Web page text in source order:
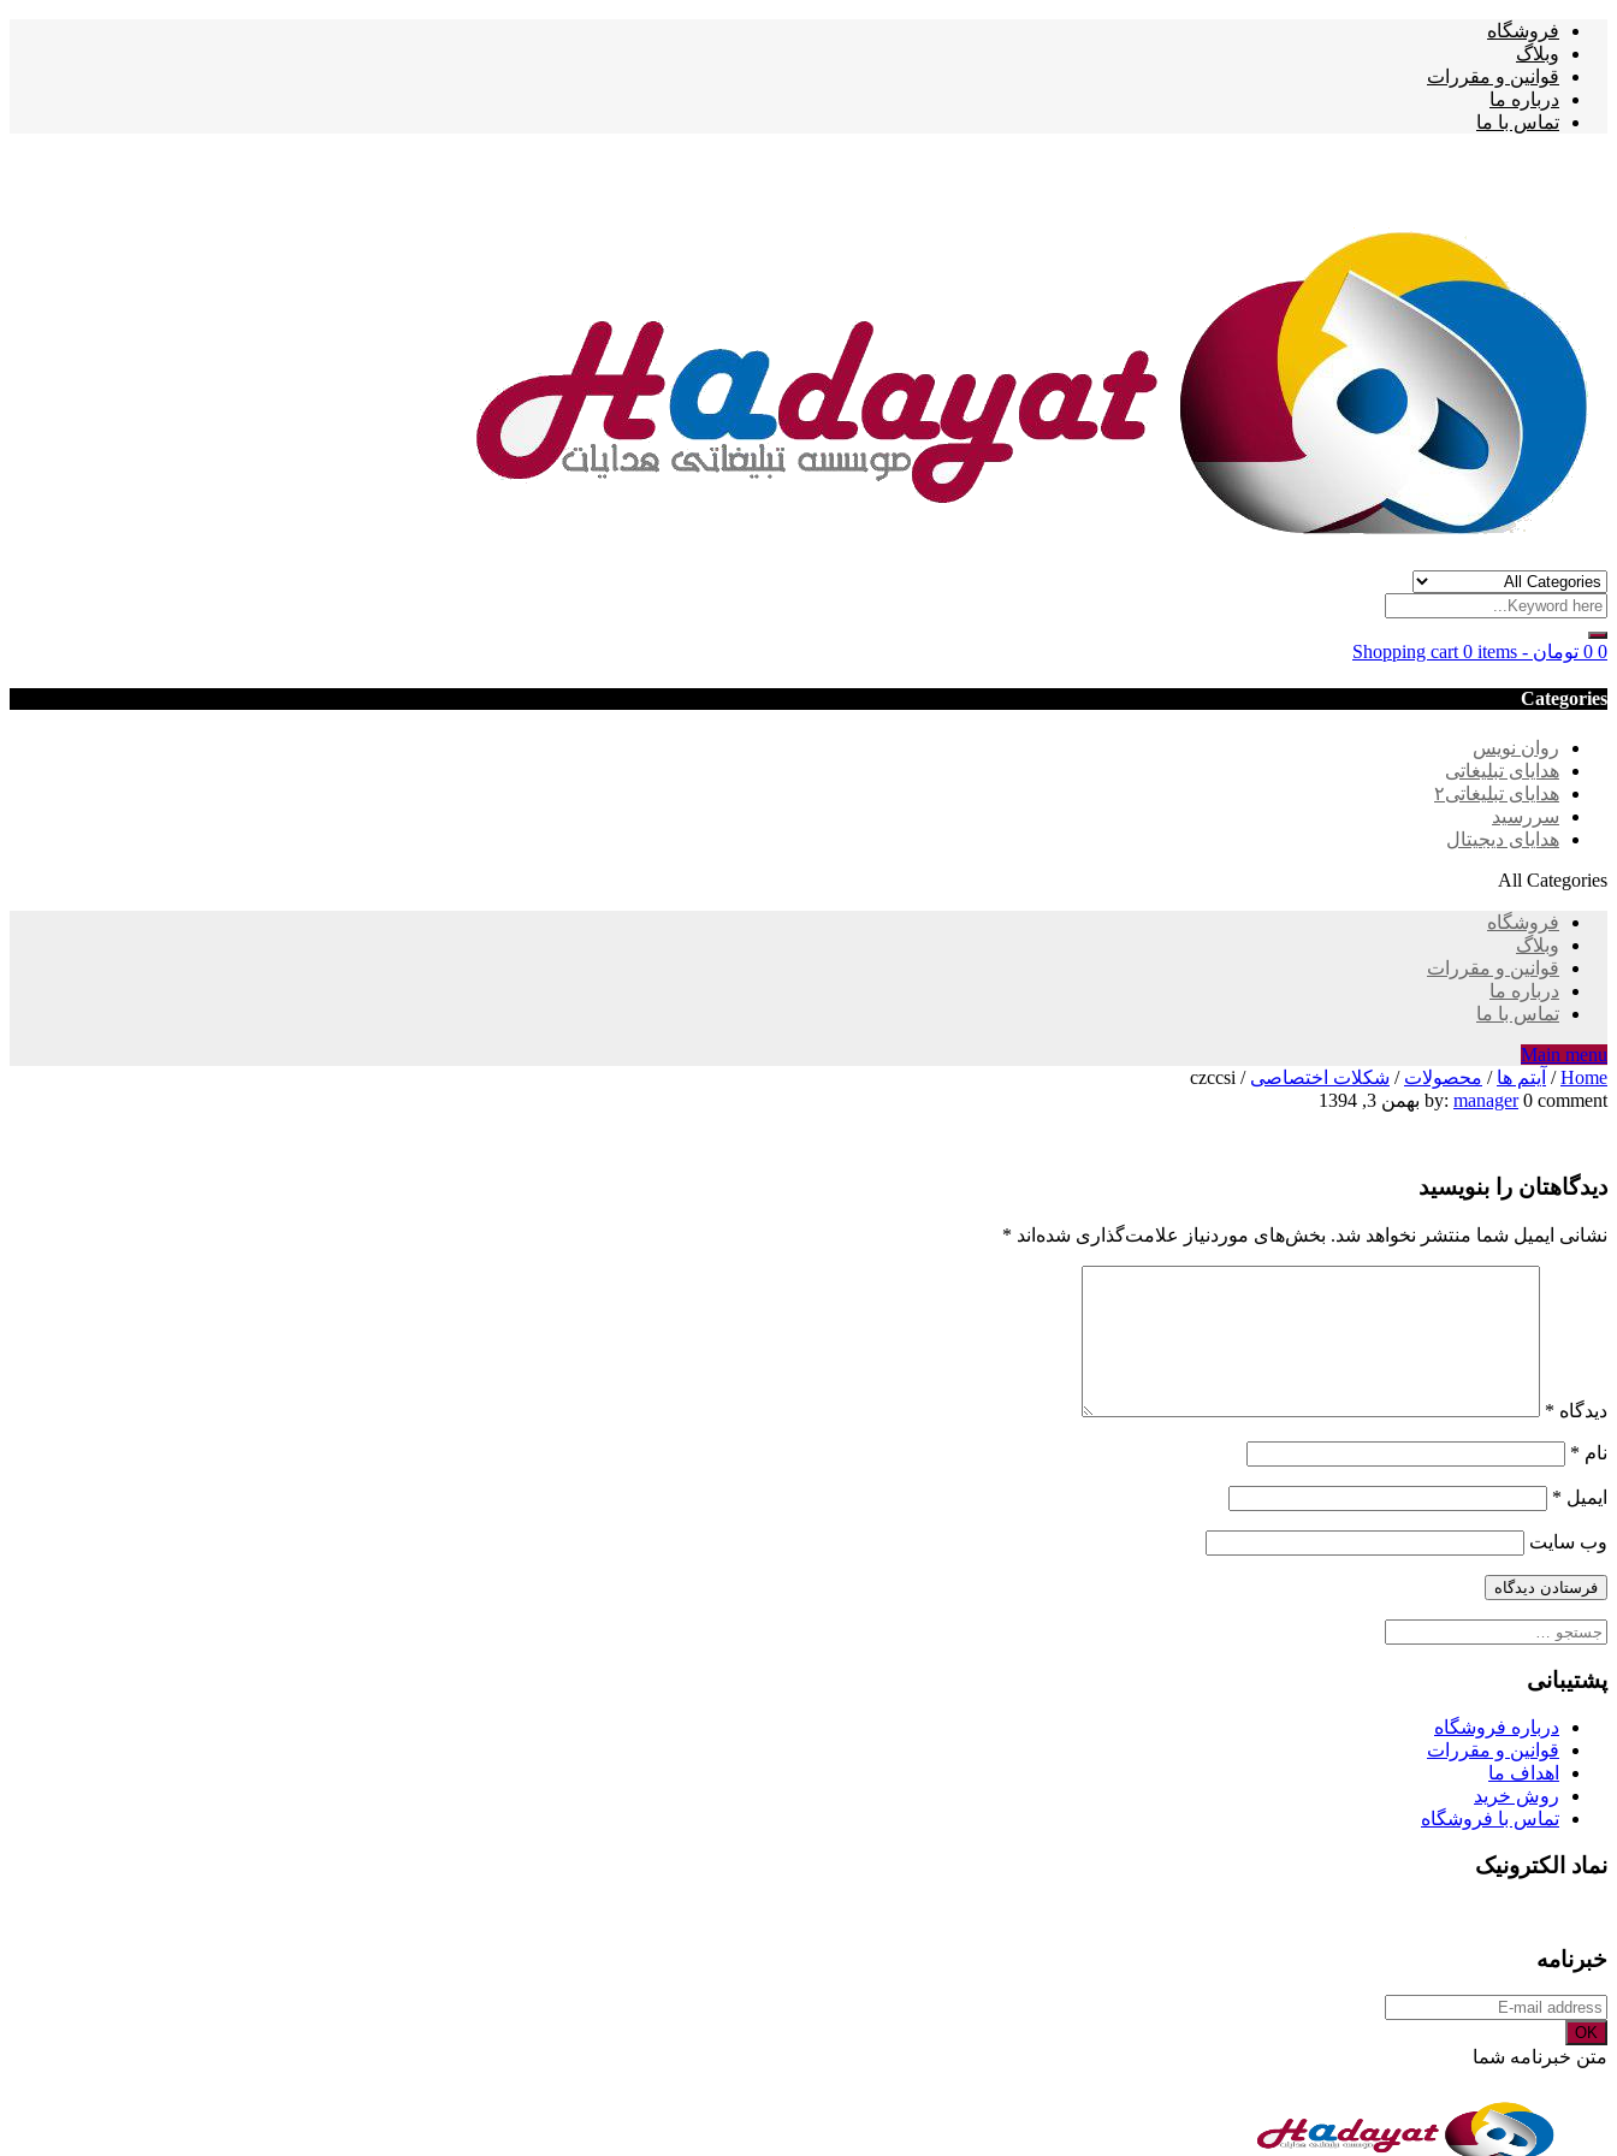
فروشگاه
وبلاگ
قوانین و مقررات
درباره ما
تماس با ما
Shopping cart 0 items - 0 تومان 0
Categories
روان نویس
هدایای تبلیغاتی
هدایای تبلیغاتی۲
سررسید
هدایای دیجیتال
All Categories
فروشگاه
وبلاگ
قوانین و مقررات
درباره ما
تماس با ما
Main menu
Home
/ آیتم ها / محصولات / شکلات اختصاصی /
czccsi
czccsi
by: manager 0 comment بهمن 3, 1394
دیدگاهتان را بنویسید
نشانی ایمیل شما منتشر نخواهد شد. بخش‌های موردنیاز علامت‌گذاری شده‌اند *
دیدگاه *
نام *
ایمیل *
وب‌ سایت
جستجو
پشتیبانی
درباره فروشگاه
قوانین و مقررات
اهداف ما
روش خرید
تماس با فروشگاه
نماد الکترونیک
خبرنامه
OK
متن خبرنامه شما